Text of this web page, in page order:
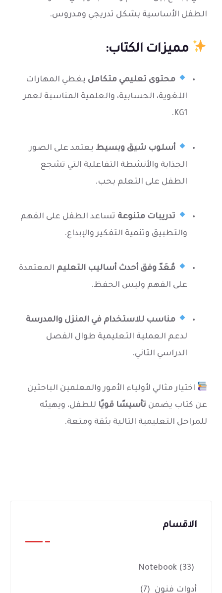
الطفل الأساسية بشكل تدريجي ومدروس.
مميزات الكتاب:
محتوى تعليمي متكامل يغطي المهارات
اللغوية، الحسابية، والعلمية المناسبة لعمر
KG1.
أسلوب شيق وبسيط يعتمد على الصور
الجذابة والأنشطة التفاعلية التي تشجع
الطفل على التعلم بحب.
تدريبات متنوعة تساعد الطفل على الفهم
والتطبيق وتنمية التفكير والإبداع.
مُعَدّ وفق أحدث أساليب التعليم المعتمدة
على الفهم وليس الحفظ.
مناسب للاستخدام في المنزل والمدرسة
لدعم العملية التعليمية طوال الفصل
الدراسي الثاني.
اختيار مثالي لأولياء الأمور والمعلمين الباحثين
عن كتاب يضمن تأسيسًا قويًا للطفل، ويهيئه
للمراحل التعليمية التالية بثقة ومتعة.
الاقسام
Notebook (33)
أدوات فنون (7)